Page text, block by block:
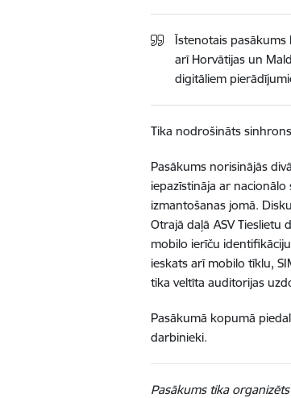
Īstenotais pasākums
arī Horvātijas un
digitāliem
Tika nodrošināts
Pasākums norisinājās
iepazīstināja ar
izmantošanas jomā.
Otrajā daļā ASV Tieslietu
mobilo ierīču
ieskats arī mobilo tīklu,
tika veltīta auditorijas
Pasākumā kopumā
darbinieki.
Pasākums tika